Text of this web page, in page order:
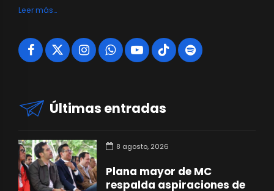
Leer más…
Últimas entradas
8 agosto, 2026
Plana mayor de MC
respalda aspiraciones de